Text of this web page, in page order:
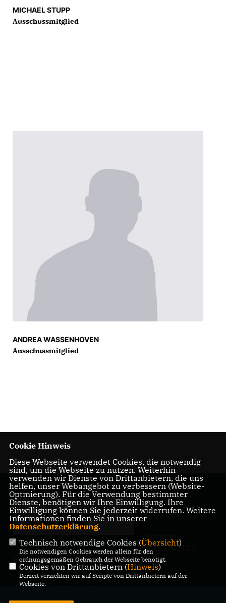
MICHAEL STUPP
Ausschussmitglied
ANDREA WASSENHOVEN
Ausschussmitglied
IMPRESSUM
DATENSCHUTZ
KONTAKT
MITGLIEDERBEREICH
Cookie Hinweis
Diese Webseite verwendet Cookies, die notwendig
sind, um die Webseite zu nutzen. Weiterhin
verwenden wir Dienste von Drittanbietern, die uns
helfen, unser Webangebot zu verbessern (Website-
Optmierung). Für die Verwendung bestimmter
Dienste, benötigen wir Ihre Einwilligung. Ihre
Einwilligung können Sie jederzeit widerrufen. Weitere
Informationen finden Sie in unserer
Datenschutzerklärung.
Technisch notwendige Cookies (Übersicht)
Die notwendigen Cookies werden allein für den
ordnungsgemäßen Gebrauch der Webseite benötigt.
Cookies von Drittanbietern (Hinweis)
Derzeit verzichten wir auf Scripte von Drittanbietern auf der
Webseite.